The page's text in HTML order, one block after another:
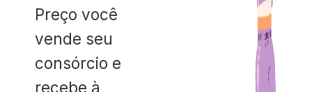
Preço você
vende seu
consórcio e
recebe à